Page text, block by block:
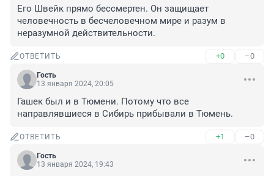
Его Швейк прямо бессмертен. Он защищает
человечность в бесчеловечном мире и разум в
неразумной действительности.
ОТВЕТИТЬ +0 –0
Гость
13 января 2024, 20:05
Гашек был и в Тюмени. Потому что все
направлявшиеся в Сибирь прибывали в Тюмень.
ОТВЕТИТЬ +1 –0
Гость
13 января 2024, 19:43